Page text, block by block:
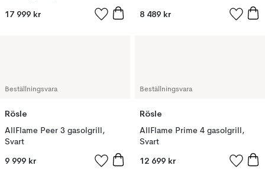
17 999 kr 8 489 kr
Beställningsvara
Rösle
AllFlame Peer 3 gasolgrill,
Svart
9 999 kr
Beställningsvara
Rösle
AllFlame Prime 4 gasolgrill,
Svart
12 699 kr